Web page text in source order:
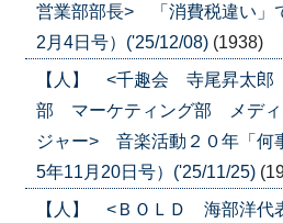
営業部部長> 「消費税違い」
2月4日号）('25/12/08) (1938)
【人】 <千趣会 寺尾昇太郎
部 マーケティング部 メデ
ジャー> 音楽活動２０年「何
5年11月20日号）('25/11/25)
【人】 <ＢＯＬＤ 海部洋代